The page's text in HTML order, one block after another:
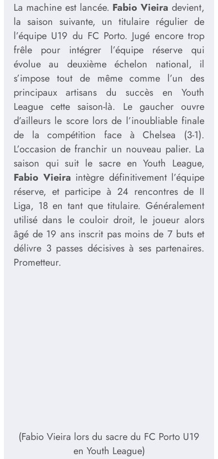
La machine est lancée. Fabio Vieira devient,
la saison suivante, un titulaire régulier de
l’équipe U19 du FC Porto. Jugé encore trop
frêle pour intégrer l’équipe réserve qui
évolue au deuxième échelon national, il
s’impose tout de même comme l’un des
principaux artisans du succès en Youth
League cette saison-là. Le gaucher ouvre
d’ailleurs le score lors de l’inoubliable finale
de la compétition face à Chelsea (3-1).
L’occasion de franchir un nouveau palier. La
saison qui suit le sacre en Youth League,
Fabio Vieira intègre définitivement l’équipe
réserve, et participe à 24 rencontres de II
Liga, 18 en tant que titulaire. Généralement
utilisé dans le couloir droit, le joueur alors
âgé de 19 ans inscrit pas moins de 7 buts et
délivre 3 passes décisives à ses partenaires.
Prometteur.
(Fabio Vieira lors du sacre du FC Porto U19
en Youth League)